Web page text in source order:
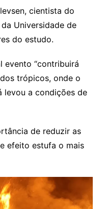
cientista do
Universidade de
do estudo.
evento “contribuirá
trópicos, onde o
levou a condições de
de reduzir as
efeito estufa o mais